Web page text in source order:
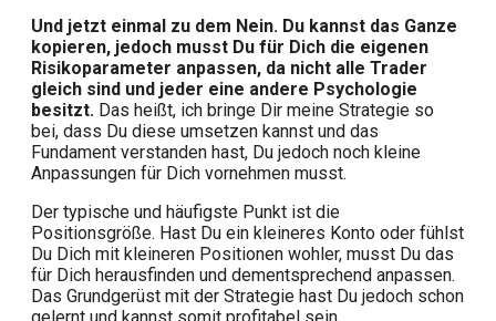
Und jetzt einmal zu dem Nein. Du kannst das Ganze
kopieren, jedoch musst Du für Dich die eigenen
Risikoparameter anpassen, da nicht alle Trader
gleich sind und jeder eine andere Psychologie
besitzt. Das heißt, ich bringe Dir meine Strategie so
bei, dass Du diese umsetzen kannst und das
Fundament verstanden hast, Du jedoch noch kleine
Anpassungen für Dich vornehmen musst.
Der typische und häufigste Punkt ist die
Positionsgröße. Hast Du ein kleineres Konto oder fühlst
Du Dich mit kleineren Positionen wohler, musst Du das
für Dich herausfinden und dementsprechend anpassen.
Das Grundgerüst mit der Strategie hast Du jedoch schon